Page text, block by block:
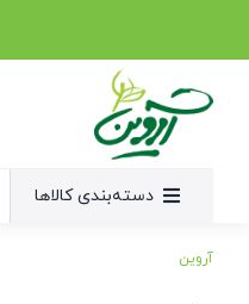
دسته‌بندی کالاها
آروین